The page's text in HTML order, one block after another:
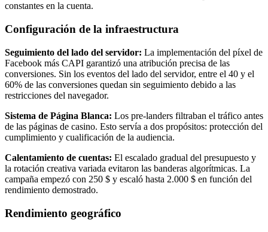
constantes en la cuenta.
Configuración de la infraestructura
Seguimiento del lado del servidor: La implementación del píxel de
Facebook más CAPI garantizó una atribución precisa de las
conversiones. Sin los eventos del lado del servidor, entre el 40 y el
60% de las conversiones quedan sin seguimiento debido a las
restricciones del navegador.
Sistema de Página Blanca: Los pre-landers filtraban el tráfico antes
de las páginas de casino. Esto servía a dos propósitos: protección del
cumplimiento y cualificación de la audiencia.
Calentamiento de cuentas: El escalado gradual del presupuesto y
la rotación creativa variada evitaron las banderas algorítmicas. La
campaña empezó con 250 $ y escaló hasta 2.000 $ en función del
rendimiento demostrado.
Rendimiento geográfico